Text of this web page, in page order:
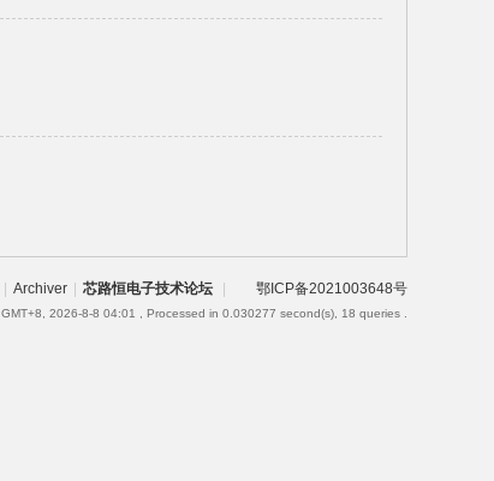
| Archiver | 芯路恒电子技术论坛 | 鄂ICP备2021003648号
GMT+8, 2026-8-8 04:01 , Processed in 0.030277 second(s), 18 queries .